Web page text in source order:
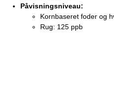
Påvisningsniveau:
Kornbaseret foder og
Rug: 125 ppb